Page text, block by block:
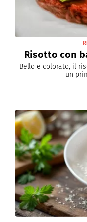
Risotto con
Bello e colorato, il
un